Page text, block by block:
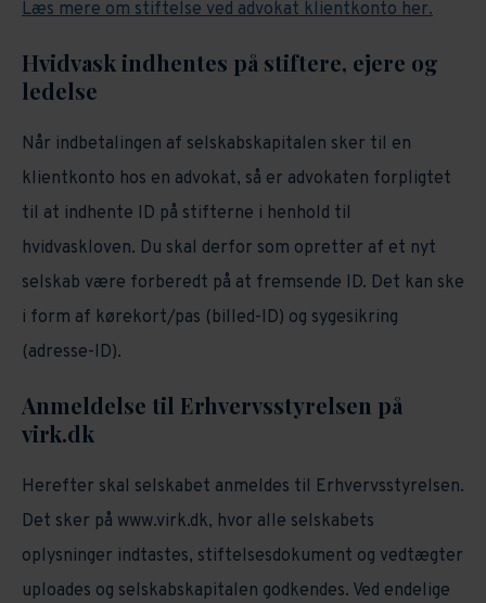
Læs mere om stiftelse ved advokat klientkonto her.
Hvidvask indhentes på stiftere, ejere og
ledelse
Når indbetalingen af selskabskapitalen sker til en
klientkonto hos en advokat, så er advokaten forpligtet
til at indhente ID på stifterne i henhold til
hvidvaskloven. Du skal derfor som opretter af et nyt
selskab være forberedt på at fremsende ID. Det kan ske
i form af kørekort/pas (billed-ID) og sygesikring
(adresse-ID).
Anmeldelse til Erhvervsstyrelsen på
virk.dk
Herefter skal selskabet anmeldes til Erhvervsstyrelsen.
Det sker på www.virk.dk, hvor alle selskabets
oplysninger indtastes, stiftelsesdokument og vedtægter
uploades og selskabskapitalen godkendes. Ved endelige